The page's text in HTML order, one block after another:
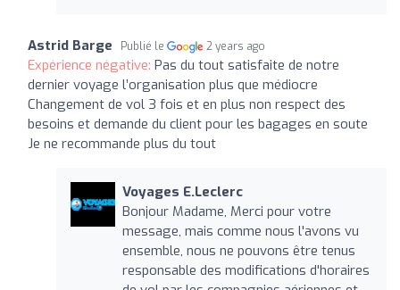
Astrid Barge Publié le 2 years ago
Expérience négative: Pas du tout satisfaite de notre
dernier voyage l’organisation plus que médiocre
Changement de vol 3 fois et en plus non respect des
besoins et demande du client pour les bagages en soute
Je ne recommande plus du tout
Voyages E.Leclerc
Bonjour Madame, Merci pour votre
message, mais comme nous l'avons vu
ensemble, nous ne pouvons être tenus
responsable des modifications d'horaires